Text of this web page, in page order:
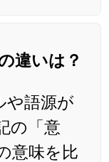
違いは？
や語源が
の「意
意味を比